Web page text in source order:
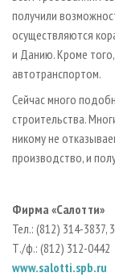
получили
осуществляются
и Данию. Кроме
автотранспортом.
Сейчас много
строительства.
никому не
производство, и
Фирма «Салотти»
Тел.: (812) 314-3837,
Т./ф.: (812) 312-0442
www.salotti.spb.ru